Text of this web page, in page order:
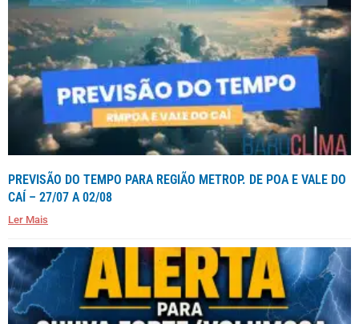
PREVISÃO DO TEMPO PARA REGIÃO METROP. DE POA E VALE DO
CAÍ – 27/07 A 02/08
Ler Mais